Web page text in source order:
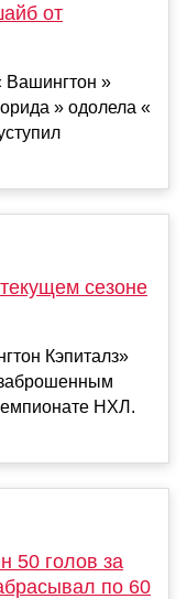
от
Вашингтон »
» одолела «
сезоне
Кэпиталз»
НХЛ.
50 голов за
по 60